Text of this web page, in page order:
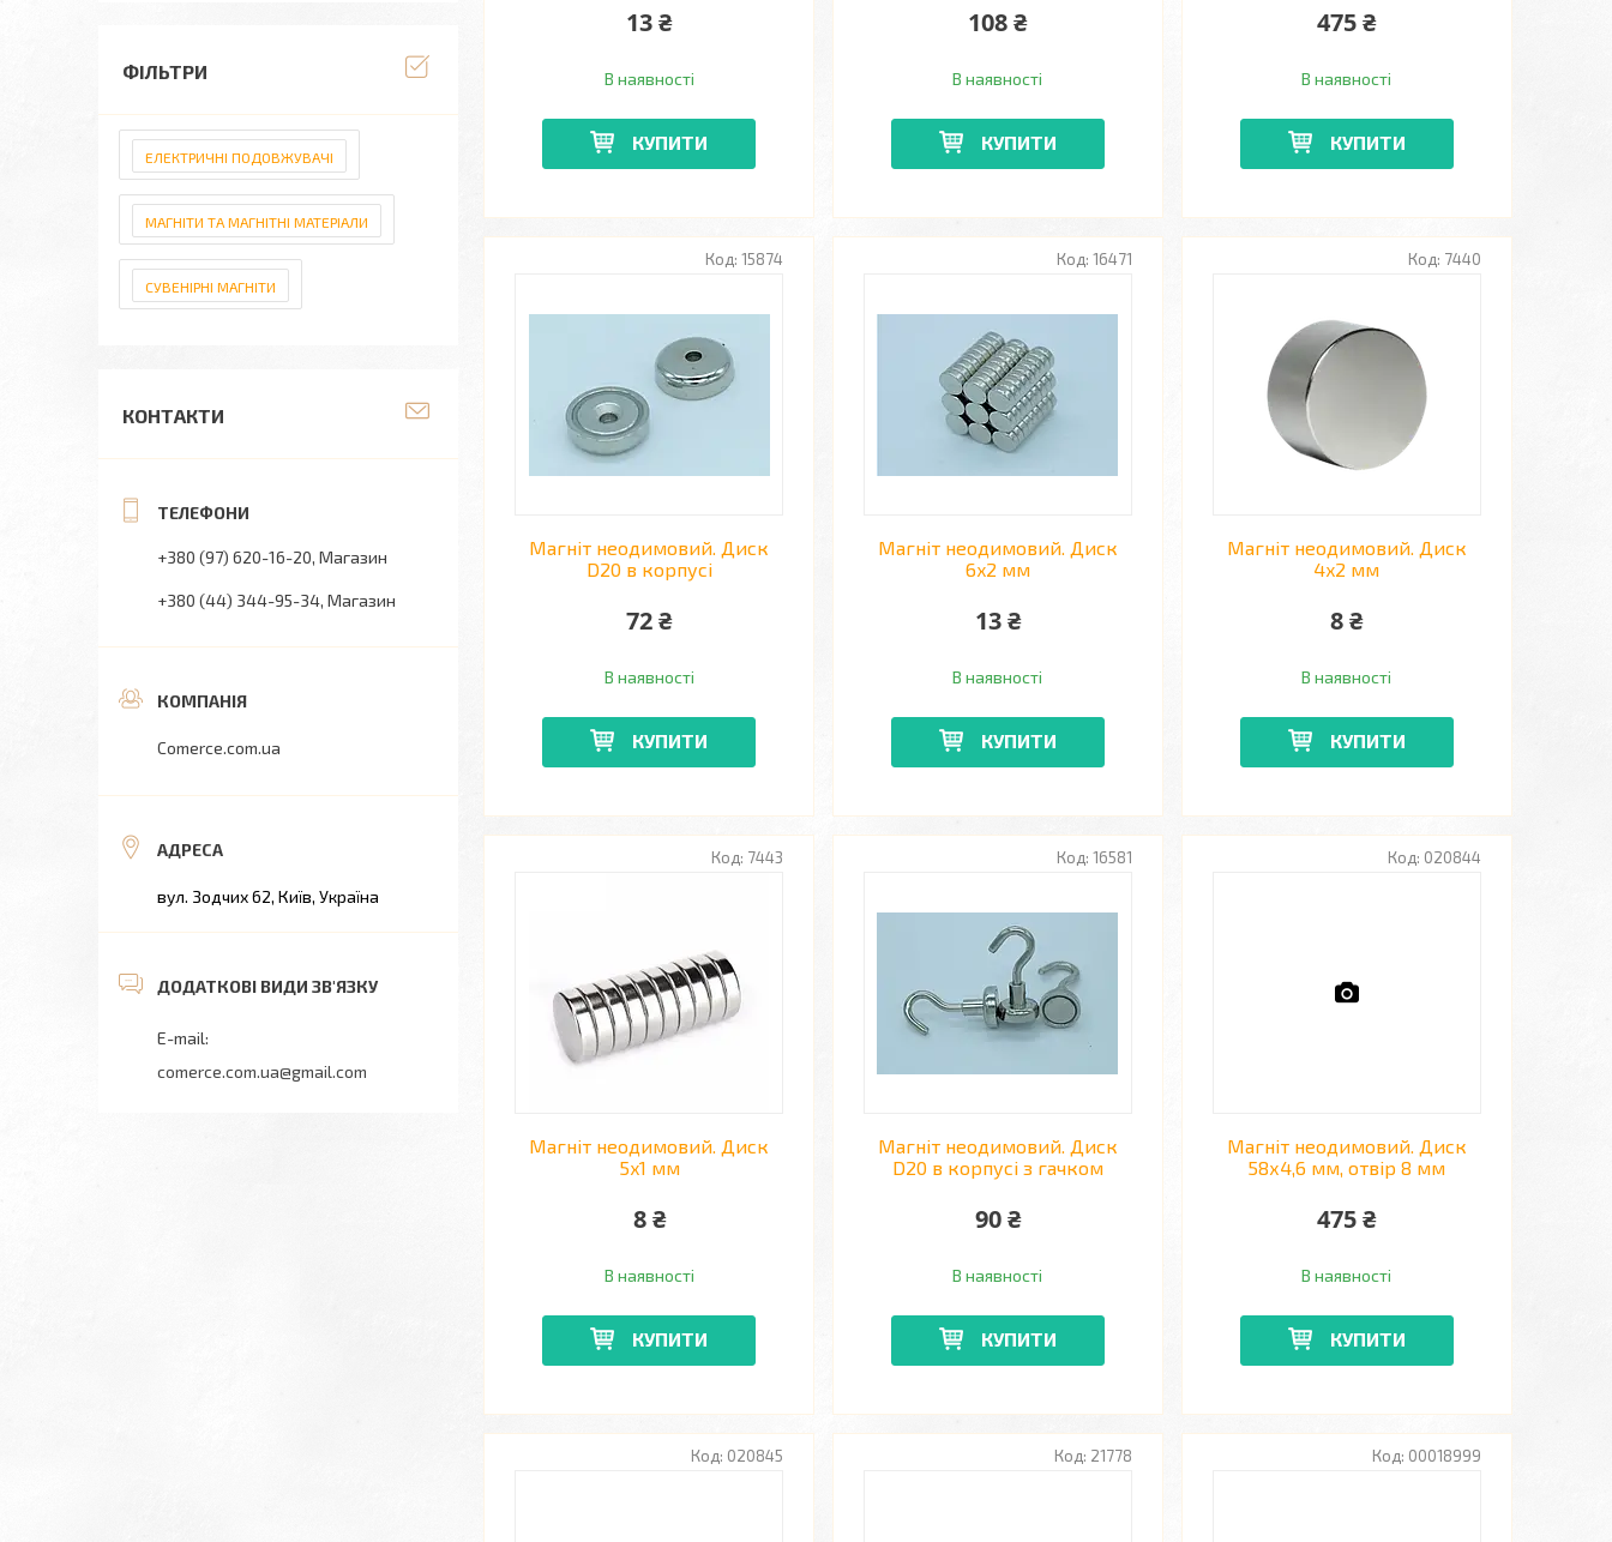
13 ₴
В наявності
КУПИТИ
108 ₴
В наявності
КУПИТИ
475 ₴
В наявності
КУПИТИ
15874
Магніт неодимовий. Диск
D20 в корпусі
72 ₴
В наявності
КУПИТИ
16471
Магніт неодимовий. Диск
6x2 мм
13 ₴
В наявності
КУПИТИ
7440
Магніт неодимовий. Диск
4x2 мм
8 ₴
В наявності
КУПИТИ
7443
Магніт неодимовий. Диск
5x1 мм
8 ₴
В наявності
КУПИТИ
16581
Магніт неодимовий. Диск
D20 в корпусі з гачком
90 ₴
В наявності
КУПИТИ
020844
Магніт неодимовий. Диск
58х4,6 мм, отвір 8 мм
475 ₴
В наявності
КУПИТИ
020845 21778 00018999
ФІЛЬТРИ
ЕЛЕКТРИЧНІ ПОДОВЖУВАЧІ
МАГНІТИ ТА МАГНІТНІ МАТЕРІАЛИ
СУВЕНІРНІ МАГНІТИ
КОНТАКТИ
+380 (97) 620-16-20 Магазин
+380 (44) 344-95-34 Магазин
Comerce.com.ua
вул. Зодчих 62, Київ, Україна
comerce.com.ua@gmail.com